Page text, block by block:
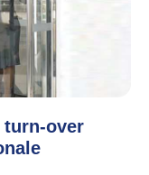
turn-over